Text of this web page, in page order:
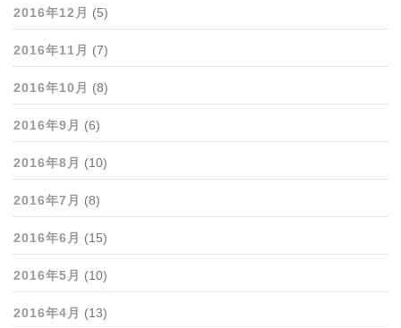
2016年12月 (5)
2016年11月 (7)
2016年10月 (8)
2016年9月 (6)
2016年8月 (10)
2016年7月 (8)
2016年6月 (15)
2016年5月 (10)
2016年4月 (13)